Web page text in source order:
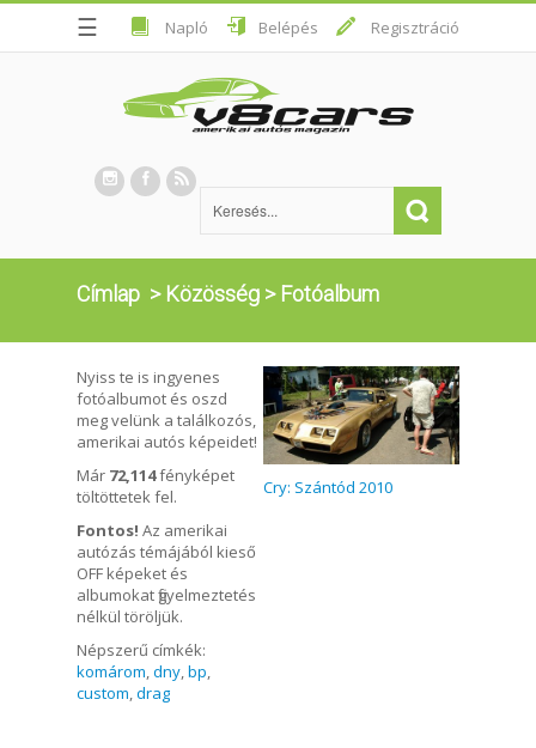
☰ Napló Belépés Regisztráció
Címlap > Közösség > Fotóalbum
Nyiss te is ingyenes
fotóalbumot és oszd
meg velünk a találkozós,
amerikai autós képeidet!
Már 72,114fényképet
töltöttetek fel.
Fontos! Az amerikai
autózás témájából kieső
OFF képeket és
albumokat figyelmeztetés
nélkül töröljük.
Népszerű címkék:
komárom dny bp
custom drag
Cry: Szántód 2010